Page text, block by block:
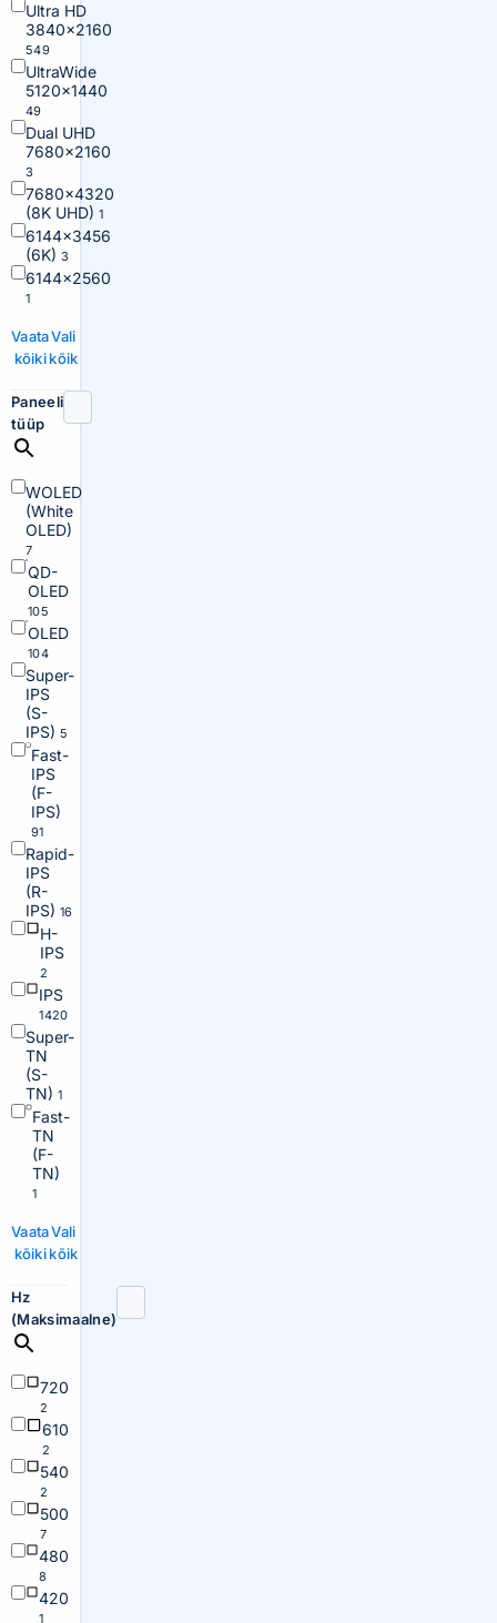
Ultra HD
3840×2160
549
UltraWide
5120×1440
49
Dual UHD
7680×2160
3
7680×4320
(8K UHD) 1
6144×3456
(6K) 3
6144×2560
1
Vaata
kõiki
Vali
kõik
Paneeli
tüüp
WOLED
(White
OLED)
7
QD-
OLED
105
OLED
104
Super-
IPS
(S-
IPS) 5
Fast-
IPS
(F-
IPS)
91
Rapid-
IPS
(R-
IPS) 16
H-
IPS
2
IPS
1420
Super-
TN
(S-
TN) 1
Fast-
TN
(F-
TN)
1
Vaata
kõiki
Vali
kõik
Hz
(Maksimaalne)
720
2
610
2
540
2
500
7
480
8
420
1